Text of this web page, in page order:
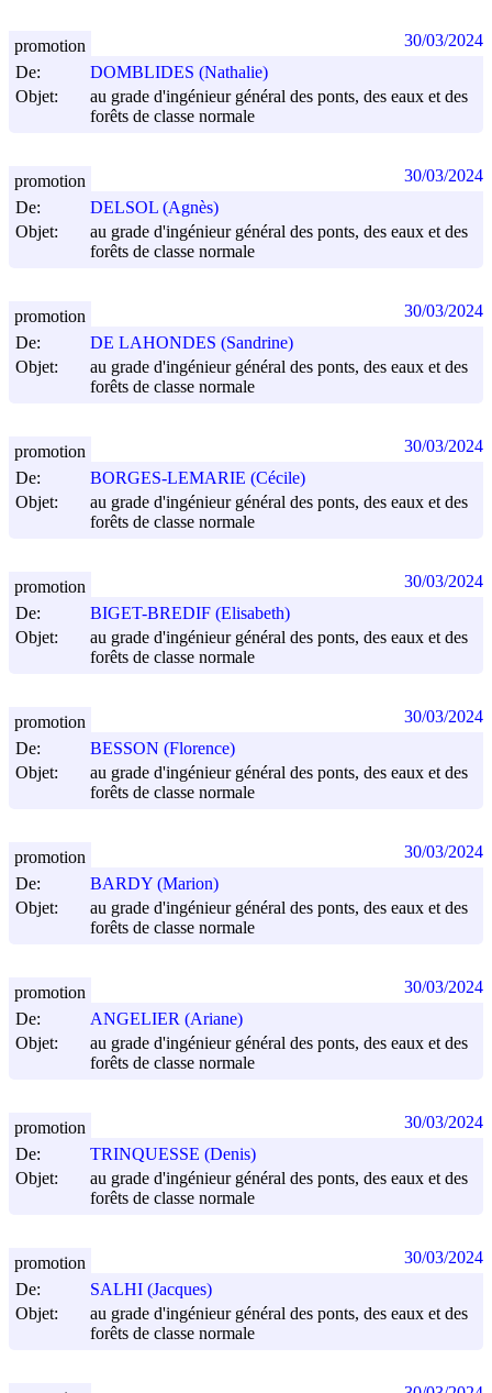
De:
DOMBLIDES (Nathalie)
Objet:
au grade d'ingénieur général des ponts, des eaux et des
forêts de classe normale
promotion 30/03/2024
De:
DELSOL (Agnès)
Objet:
au grade d'ingénieur général des ponts, des eaux et des
forêts de classe normale
promotion 30/03/2024
De:
DE LAHONDES (Sandrine)
Objet:
au grade d'ingénieur général des ponts, des eaux et des
forêts de classe normale
promotion 30/03/2024
De:
BORGES-LEMARIE (Cécile)
Objet:
au grade d'ingénieur général des ponts, des eaux et des
forêts de classe normale
promotion 30/03/2024
De:
BIGET-BREDIF (Elisabeth)
Objet:
au grade d'ingénieur général des ponts, des eaux et des
forêts de classe normale
promotion 30/03/2024
De:
BESSON (Florence)
Objet:
au grade d'ingénieur général des ponts, des eaux et des
forêts de classe normale
promotion 30/03/2024
De:
BARDY (Marion)
Objet:
au grade d'ingénieur général des ponts, des eaux et des
forêts de classe normale
promotion 30/03/2024
De:
ANGELIER (Ariane)
Objet:
au grade d'ingénieur général des ponts, des eaux et des
forêts de classe normale
promotion 30/03/2024
De:
TRINQUESSE (Denis)
Objet:
au grade d'ingénieur général des ponts, des eaux et des
forêts de classe normale
promotion 30/03/2024
De:
SALHI (Jacques)
Objet:
au grade d'ingénieur général des ponts, des eaux et des
forêts de classe normale
promotion 30/03/2024